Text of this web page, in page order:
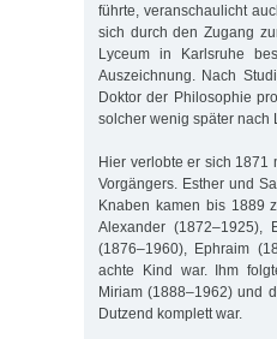
führte, veranschaulicht
sich durch den Zugang
Lyceum in Karlsruhe
Auszeichnung. Nach
Doktor der Philosophie
solcher wenig später nach
Hier verlobte er sich 1871
Vorgängers. Esther und
Knaben kamen bis 1889
Alexander (1872–1925),
(1876–1960), Ephraim
achte Kind war. Ihm
Miriam (1888–1962) und
Dutzend komplett war.